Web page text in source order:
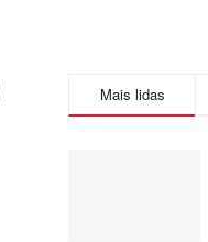
Mais lidas